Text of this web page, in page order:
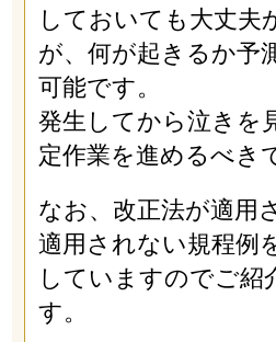
しておいても大丈夫
が、何が起きるか予
可能です。
発生してから泣きを
定作業を進めるべき
なお、改正法が適用
適用されない規程例
していますのでご紹
す。